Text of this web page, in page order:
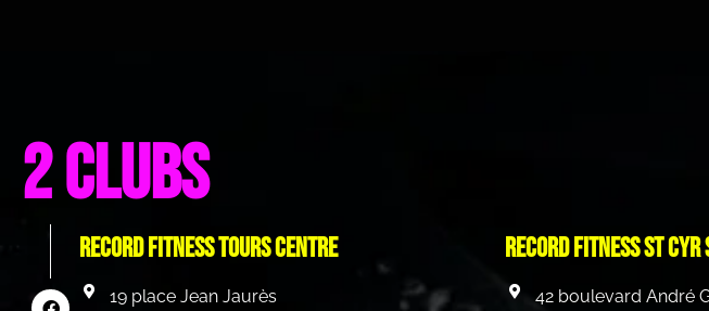
2 clubs
Record Fitness Tours centre
19 place Jean Jaurès
Record Fitness st
42 boulevard André